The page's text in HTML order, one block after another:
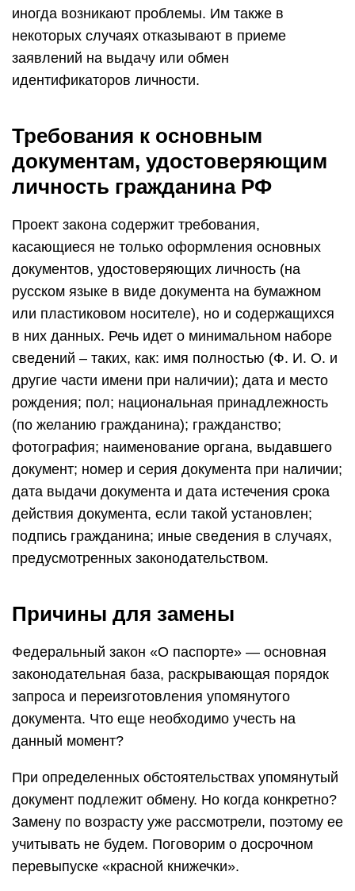
иногда возникают проблемы. Им также в
некоторых случаях отказывают в приеме
заявлений на выдачу или обмен
идентификаторов личности.
Требования к основным
документам, удостоверяющим
личность гражданина РФ
Проект закона содержит требования,
касающиеся не только оформления основных
документов, удостоверяющих личность (на
русском языке в виде документа на бумажном
или пластиковом носителе), но и содержащихся
в них данных. Речь идет о минимальном наборе
сведений – таких, как: имя полностью (Ф. И. О. и
другие части имени при наличии); дата и место
рождения; пол; национальная принадлежность
(по желанию гражданина); гражданство;
фотография; наименование органа, выдавшего
документ; номер и серия документа при наличии;
дата выдачи документа и дата истечения срока
действия документа, если такой установлен;
подпись гражданина; иные сведения в случаях,
предусмотренных законодательством.
Причины для замены
Федеральный закон «О паспорте» — основная
законодательная база, раскрывающая порядок
запроса и переизготовления упомянутого
документа. Что еще необходимо учесть на
данный момент?
При определенных обстоятельствах упомянутый
документ подлежит обмену. Но когда конкретно?
Замену по возрасту уже рассмотрели, поэтому ее
учитывать не будем. Поговорим о досрочном
перевыпуске «красной книжечки».